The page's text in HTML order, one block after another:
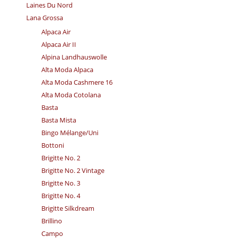
Laines Du Nord
Lana Grossa
Alpaca Air
Alpaca Air II
Alpina Landhauswolle
Alta Moda Alpaca
Alta Moda Cashmere 16
Alta Moda Cotolana
Basta
Basta Mista
Bingo Mélange/​Uni
Bottoni
Brigitte No. 2
Brigitte No. 2 Vintage
Brigitte No. 3
Brigitte No. 4
Brigitte Silkdream
Brillino
Campo